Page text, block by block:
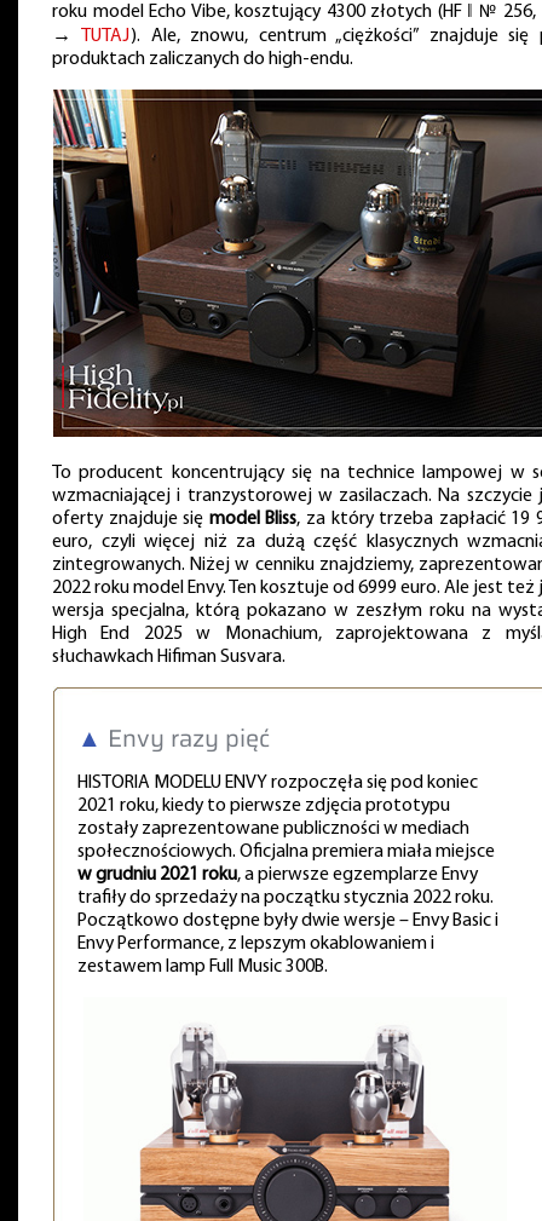
roku model Echo Vibe, kosztujący 4300 złotych (HF ‖ №
→
TUTAJ). Ale, znowu, centrum „ciężkości” znajduje się
produktach zaliczanych do high-endu.
To producent koncentrujący się na technice lampowej w
wzmacniającej i tranzystorowej w zasilaczach. Na szczycie
oferty znajduje się model Bliss, za który trzeba zapłacić 19
euro, czyli więcej niż za dużą część klasycznych
zintegrowanych. Niżej w cenniku znajdziemy,
2022 roku model Envy. Ten kosztuje od 6999 euro. Ale jest też
wersja specjalna, którą pokazano w zeszłym roku na
High End 2025 w Monachium, zaprojektowana z
słuchawkach Hifiman Susvara.
▲ Envy razy pięć
HISTORIA MODELU ENVY rozpoczęła się pod koniec
2021 roku, kiedy to pierwsze zdjęcia prototypu
zostały zaprezentowane publiczności w mediach
społecznościowych. Oficjalna premiera miała miejsce
w grudniu 2021 roku, a pierwsze egzemplarze Envy
trafiły do sprzedaży na początku stycznia 2022 roku.
Początkowo dostępne były dwie wersje – Envy Basic i
Envy Performance, z lepszym okablowaniem i
zestawem lamp Full Music 300B.